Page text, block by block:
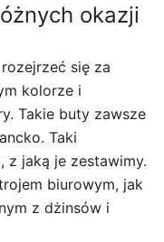
okazji
się za
kolorze i
Takie buty zawsze
Taki
z jaką je zestawimy.
biurowym, jak
z dżinsów i